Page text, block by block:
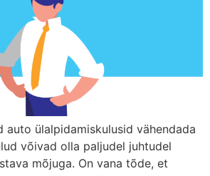
auto ülalpidamiskulusid vähendada
võivad olla paljudel juhtudel
mõjuga. On vana tõde, et